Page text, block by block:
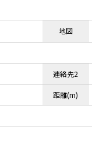
地図
連絡先2
距離(m)